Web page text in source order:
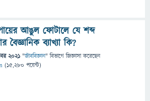
আঙুল ফোটালে যে শব্দ
বৈজ্ঞানিক ব্যাখ্যা কি?
2021 "জীববিজ্ঞান" বিভাগে জিজ্ঞাসাকরেছেন
(15,280 পয়েন্ট)